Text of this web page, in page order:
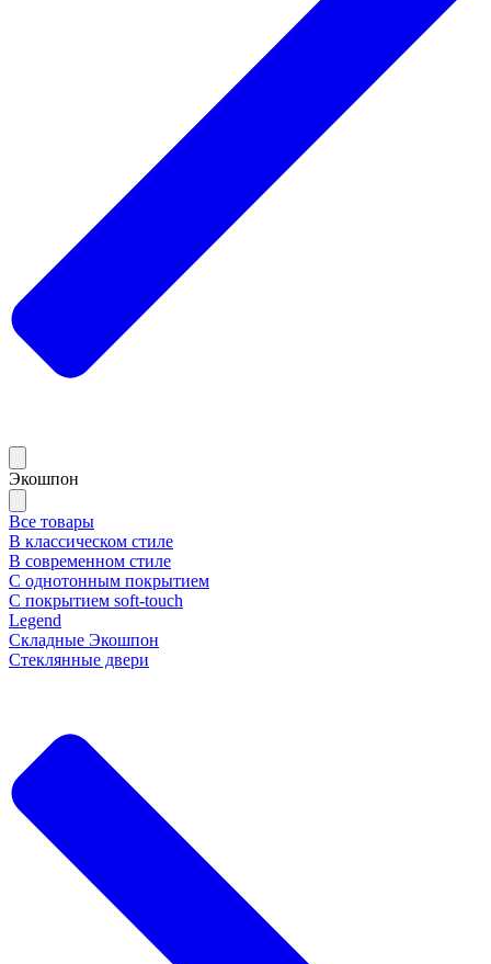
Экошпон
Все товары
В классическом стиле
В современном стиле
С однотонным покрытием
С покрытием soft-touch
Legend
Складные Экошпон
Стеклянные двери